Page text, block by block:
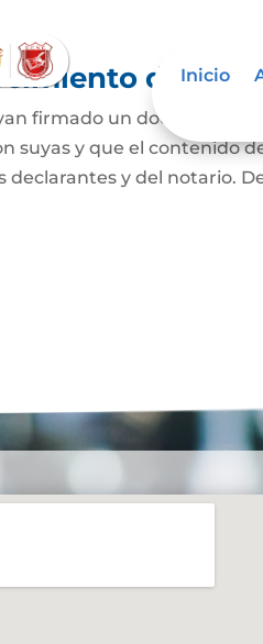
Inicio
de
firmado un documento
suyas y que el contenido
declarantes y del notario.